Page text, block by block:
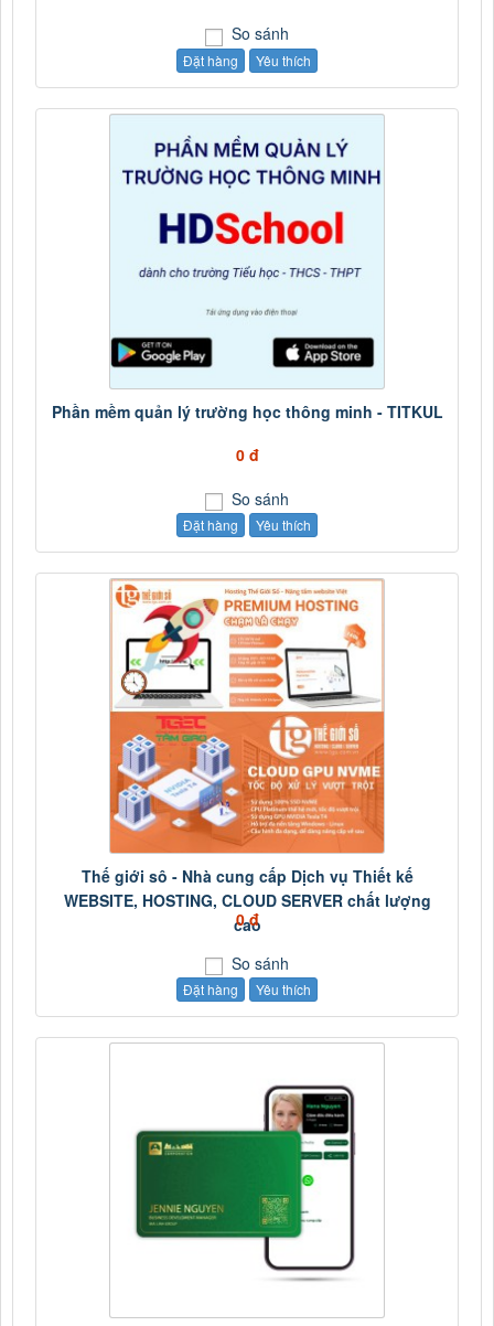
So sánh
Đặt hàng Yêu thích
Phần mềm quản lý trường học thông minh - TITKUL
0 đ
So sánh
Đặt hàng Yêu thích
Thế giới sô - Nhà cung cấp Dịch vụ Thiết kế
WEBSITE, HOSTING, CLOUD SERVER chất lượng
cao
0 đ
So sánh
Đặt hàng Yêu thích